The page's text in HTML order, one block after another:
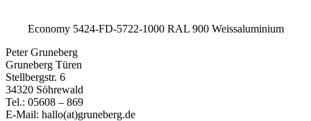
Economy 5424-FD-5722-1000 RAL 900 Weissaluminium
Peter Gruneberg
Gruneberg Türen
Stellbergstr. 6
34320 Söhrewald
Tel.: 05608 – 869
E-Mail: hallo(at)gruneberg.de